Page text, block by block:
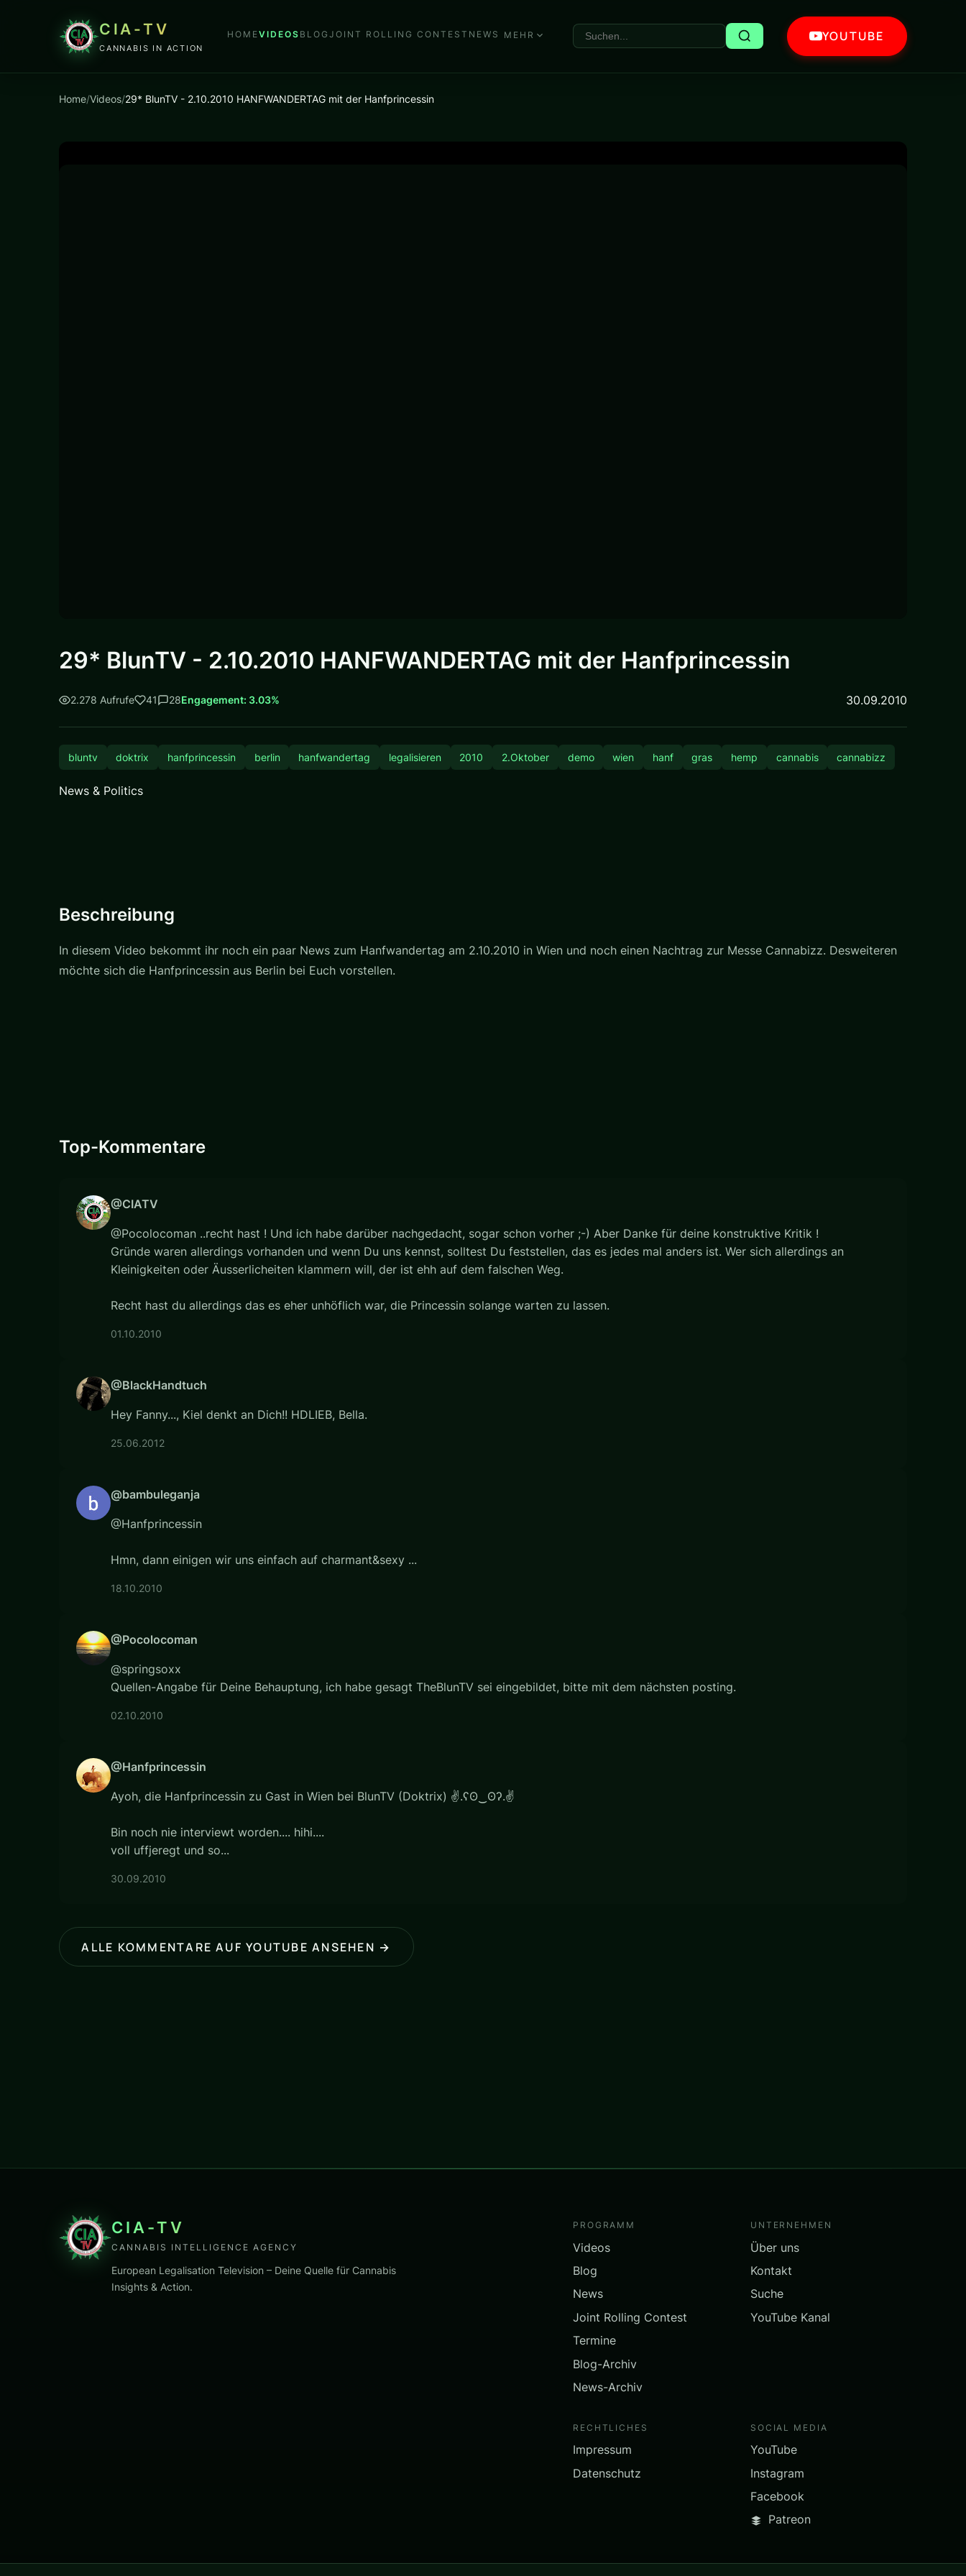
CIA-TV
CANNABIS IN ACTION
HOMEVIDEOS BLOGJOINT ROLLING CONTEST NEWS MEHR YOUTUBE
Home/Videos/29* BlunTV - 2.10.2010 HANFWANDERTAG mit der Hanfprincessin
29* BlunTV - 2.10.2010 HANFWANDERTAG mit der Hanfprincessin
2.278 Aufrufe 41 28Engagement: 3.03% 30.09.2010
bluntv doktrix hanfprincessin berlin hanfwandertag legalisieren 2010 2.Oktober demo wien hanf gras hemp cannabis cannabizz
News & Politics
Beschreibung
In diesem Video bekommt ihr noch ein paar News zum Hanfwandertag am 2.10.2010 in Wien und noch einen Nachtrag zur Messe Cannabizz. Desweiteren
möchte sich die Hanfprincessin aus Berlin bei Euch vorstellen.
Top-Kommentare
@CIATV
@Pocolocoman ..recht hast ! Und ich habe darüber nachgedacht, sogar schon vorher ;-) Aber Danke für deine konstruktive Kritik !
Gründe waren allerdings vorhanden und wenn Du uns kennst, solltest Du feststellen, das es jedes mal anders ist. Wer sich allerdings an
Kleinigkeiten oder Äusserlicheiten klammern will, der ist ehh auf dem falschen Weg.
Recht hast du allerdings das es eher unhöflich war, die Princessin solange warten zu lassen.
01.10.2010
@BlackHandtuch
Hey Fanny..., Kiel denkt an Dich!! HDLIEB, Bella.
25.06.2012
@bambuleganja
@Hanfprincessin
Hmn, dann einigen wir uns einfach auf charmant&sexy ...
18.10.2010
@Pocolocoman
@springsoxx
Quellen-Angabe für Deine Behauptung, ich habe gesagt TheBlunTV sei eingebildet, bitte mit dem nächsten posting.
02.10.2010
@Hanfprincessin
Ayoh, die Hanfprincessin zu Gast in Wien bei BlunTV (Doktrix) ✌.ʕʘ‿ʘʔ.✌
Bin noch nie interviewt worden.... hihi....
voll uffjeregt und so...
30.09.2010
ALLE KOMMENTARE AUF YOUTUBE ANSEHEN →
CIA-TV
CANNABIS INTELLIGENCE AGENCY
European Legalisation Television – Deine Quelle für Cannabis
Insights & Action.
PROGRAMM
Videos
Blog
News
Joint Rolling Contest
Termine
Blog-Archiv
News-Archiv
UNTERNEHMEN
Über uns
Kontakt
Suche
YouTube Kanal
RECHTLICHES
Impressum
Datenschutz
SOCIAL MEDIA
YouTube
Instagram
Facebook
Patreon